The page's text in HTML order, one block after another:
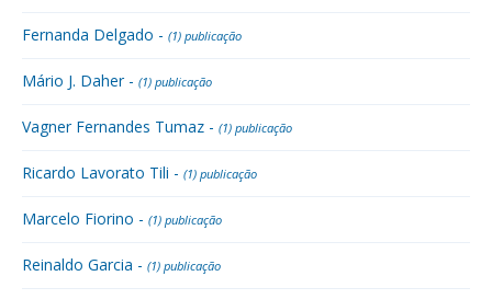
Fernanda Delgado - (1) publicação
Mário J. Daher - (1) publicação
Vagner Fernandes Tumaz - (1) publicação
Ricardo Lavorato Tili - (1) publicação
Marcelo Fiorino - (1) publicação
Reinaldo Garcia - (1) publicação